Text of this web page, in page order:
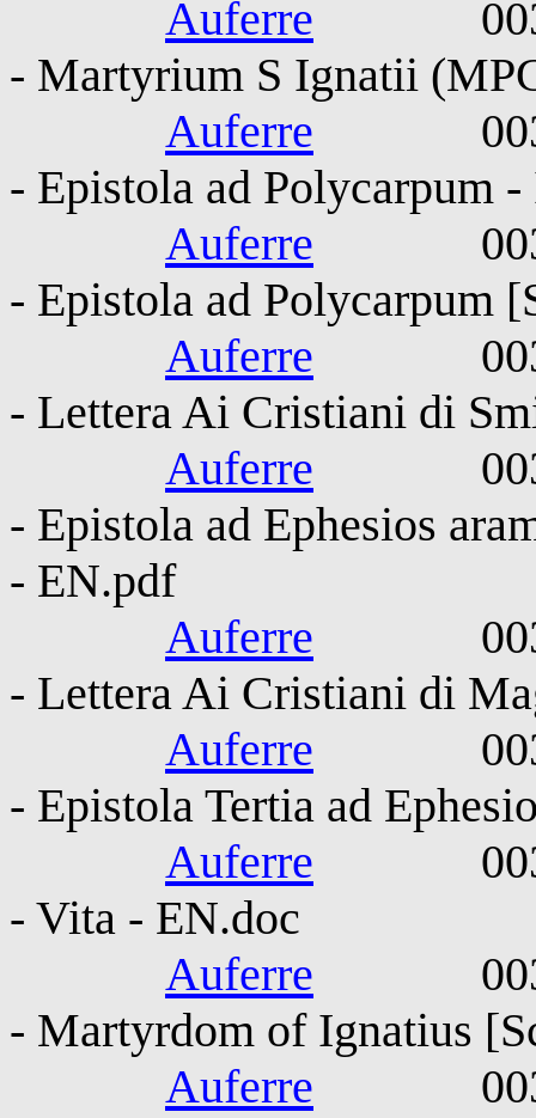
Auferre 0030-
- Martyrium S Ignatii
Auferre 0030-
- Epistola ad Polycarpum -
Auferre 0030-
- Epistola ad Polycarpum
Auferre 0030-
- Lettera Ai Cristiani di
Auferre 0030-
- Epistola ad Ephesios
- EN.pdf
Auferre 0030-
- Lettera Ai Cristiani di
Auferre 0030-
- Epistola Tertia ad
Auferre 0030-
- Vita - EN.doc
Auferre 0030-
- Martyrdom of Ignatius
Auferre 0030-